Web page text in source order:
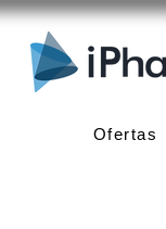
Ofertas